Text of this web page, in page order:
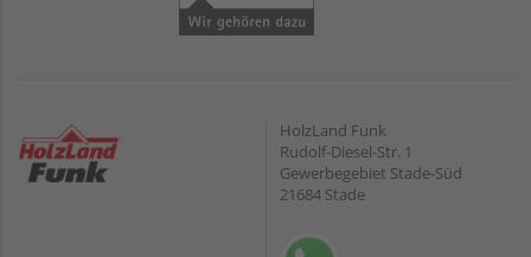
HolzLand Funk
Rudolf-Diesel-Str. 1
Gewerbegebiet Stade-Süd
21684 Stade